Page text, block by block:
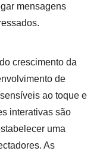
mensagens
crescimento da
de
ao toque e
interativas são
uma
As